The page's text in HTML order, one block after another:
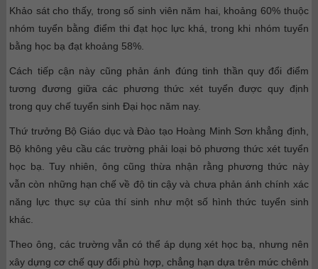
Khảo sát cho thấy, trong số sinh viên năm hai, khoảng 60% thuộc
nhóm tuyển bằng điểm thi đạt học lực khá, trong khi nhóm tuyển
bằng học bạ đạt khoảng 58%.
Cách tiếp cận này cũng phản ánh đúng tinh thần quy đổi điểm
tương đương giữa các phương thức xét tuyển được quy định
trong quy chế tuyển sinh Đại học năm nay.
Thứ trưởng Bộ Giáo dục và Đào tạo Hoàng Minh Sơn khẳng định,
Bộ không yêu cầu các trường phải loại bỏ phương thức xét tuyển
học bạ. Tuy nhiên, ông cũng thừa nhận rằng phương thức này
vẫn còn những hạn chế về độ tin cậy và chưa phản ánh chính xác
năng lực thực sự của thí sinh như một số hình thức tuyển sinh
khác.
Theo ông, các trường vẫn có thể áp dụng xét học bạ, nhưng nên
xây dựng cơ chế quy đổi phù hợp, chẳng hạn dựa trên mức chênh